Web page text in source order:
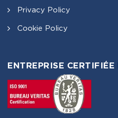
Privacy Policy
Cookie Policy
ENTREPRISE